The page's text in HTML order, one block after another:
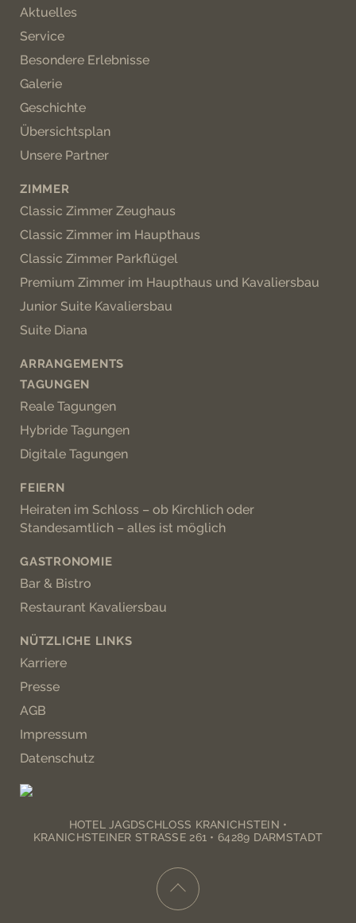
Aktuelles
Service
Besondere Erlebnisse
Galerie
Geschichte
Übersichtsplan
Unsere Partner
ZIMMER
Classic Zimmer Zeughaus
Classic Zimmer im Haupthaus
Classic Zimmer Parkflügel
Premium Zimmer im Haupthaus und Kavaliersbau
Junior Suite Kavaliersbau
Suite Diana
ARRANGEMENTS
TAGUNGEN
Reale Tagungen
Hybride Tagungen
Digitale Tagungen
FEIERN
Heiraten im Schloss – ob Kirchlich oder
Standesamtlich – alles ist möglich
GASTRONOMIE
Bar & Bistro
Restaurant Kavaliersbau
NÜTZLICHE LINKS
Karriere
Presse
AGB
Impressum
Datenschutz
HOTEL JAGDSCHLOSS KRANICHSTEIN •
KRANICHSTEINER STRASSE 261 • 64289 DARMSTADT